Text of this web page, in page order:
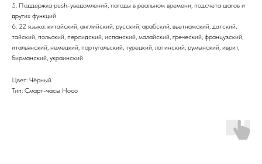
5. Поддержка push-уведомлений, погоды в реальном времени, подсчета шагов и
других функций
6. 22 языка: китайский, английский, русский, арабский, вьетнамский, датский,
тайский, польский, персидский, испанский, малайский, греческий, французский,
итальянский, немецкий, португальский, турецкий, латинский, румынский, иврит,
бирманский, украинский
Цвет: Чёрный
Тип: Смарт-часы Hoco